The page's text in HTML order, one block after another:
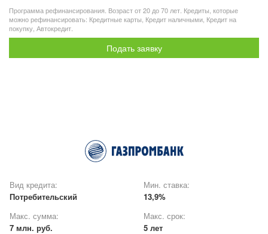
Программа рефинансирования. Возраст от 20 до 70 лет. Кредиты, которые
можно рефинансировать: Кредитные карты, Кредит наличными, Кредит на
покупку, Автокредит.
Подать заявку
Вид кредита:
Потребительский
Мин. ставка:
13,9%
Макс. сумма:
7 млн. руб.
Макс. срок:
5 лет